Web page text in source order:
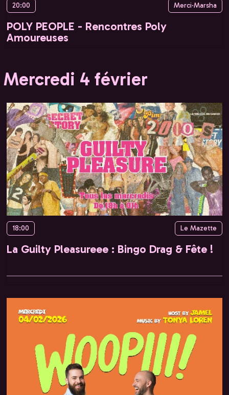
20:00 Merci·Marsha
POLY PEOPLE - Rencontres Poly
Amoureuses
Mercredi 4 février
18:00 Le Mazette
La Guilty Pleasureee : Bingo Drag & Fête !